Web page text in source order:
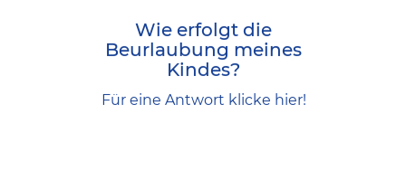
Wie erfolgt die
Beurlaubung meines
Kindes?
Für eine Antwort klicke hier!
Kindes erhalten Sie über den
Klassenleiter. Geben Sie diesen